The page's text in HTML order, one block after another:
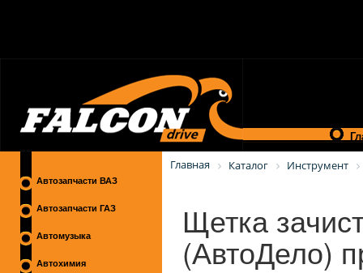
Автозапчасти ВАЗ
Автозапчасти ГАЗ
Автомузыка
Автохимия
Главная Каталог Инструмент
Щетка
(АвтоДело)